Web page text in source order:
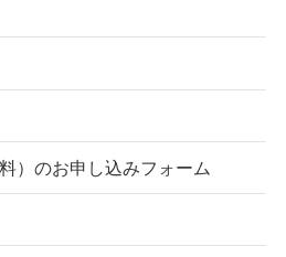
）のお申し込みフォーム